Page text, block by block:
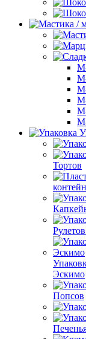
Тортов
Эскимо
Попсов